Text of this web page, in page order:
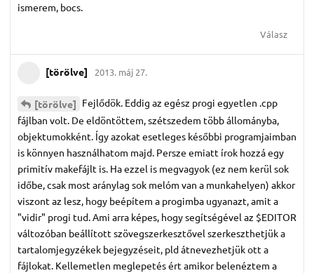
ismerem, bocs.
Válasz
[törölve] 2013. máj 27.
[törölve] Fejlődök. Eddig az egész progi egyetlen .cpp
fájlban volt. De eldöntöttem, szétszedem több állományba,
objektumokként. Így azokat esetleges későbbi programjaimban
is könnyen használhatom majd. Persze emiatt írok hozzá egy
primitív makefájlt is. Ha ezzel is megvagyok (ez nem kerül sok
időbe, csak most aránylag sok melóm van a munkahelyen) akkor
viszont az lesz, hogy beépítem a progimba ugyanazt, amit a
"vidir" progi tud. Ami arra képes, hogy segítségével az $EDITOR
változóban beállított szövegszerkesztővel szerkeszthetjük a
tartalomjegyzékek bejegyzéseit, pld átnevezhetjük ott a
fájlokat. Kellemetlen meglepetés ért amikor belenéztem a